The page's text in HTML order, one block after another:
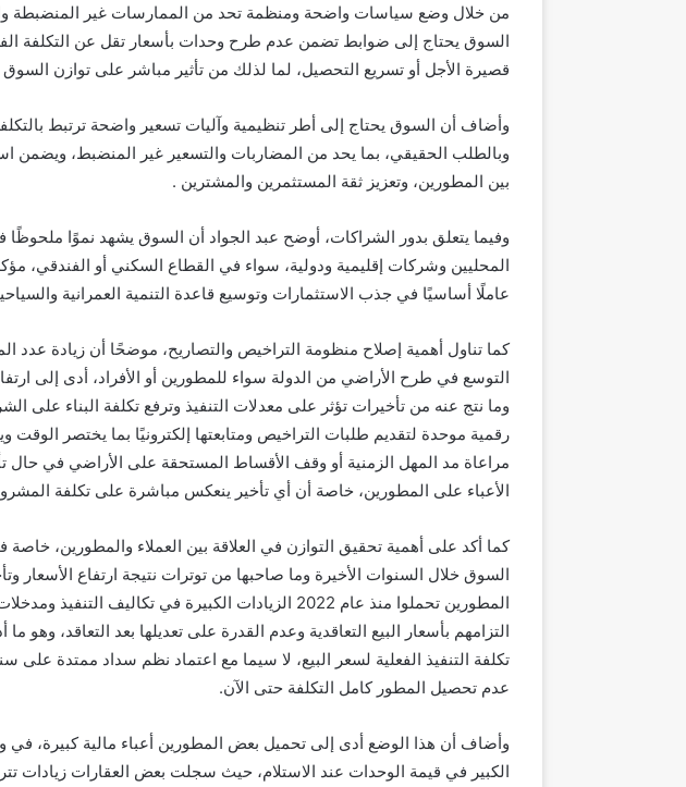
من خلال وضع سياسات واضحة ومنظمة تحد من الممارسات غير المنضبطة
السوق يحتاج إلى ضوابط تضمن عدم طرح وحدات بأسعار تقل عن التكلفة
قصيرة الأجل أو تسريع التحصيل، لما لذلك من تأثير مباشر على توازن السوق
وأضاف أن السوق يحتاج إلى أطر تنظيمية وآليات تسعير واضحة ترتبط بالتكلفة
وبالطلب الحقيقي، بما يحد من المضاربات والتسعير غير المنضبط، ويضمن
بين المطورين، وتعزيز ثقة المستثمرين والمشترين .
وفيما يتعلق بدور الشراكات، أوضح عبد الجواد أن السوق يشهد نموًا
المحليين وشركات إقليمية ودولية، سواء في القطاع السكني أو الفندقي،
عاملًا أساسيًا في جذب الاستثمارات وتوسيع قاعدة التنمية العمرانية
كما تناول أهمية إصلاح منظومة التراخيص والتصاريح، موضحًا أن زيادة
التوسع في طرح الأراضي من الدولة سواء للمطورين أو الأفراد، أدى إلى
وما نتج عنه من تأخيرات تؤثر على معدلات التنفيذ وترفع تكلفة البناء على
رقمية موحدة لتقديم طلبات التراخيص ومتابعتها إلكترونيًا بما يختصر الوقت
مراعاة مد المهل الزمنية أو وقف الأقساط المستحقة على الأراضي في حال
الأعباء على المطورين، خاصة أن أي تأخير ينعكس مباشرة على تكلفة
‏كما أكد على أهمية تحقيق التوازن في العلاقة بين العملاء والمطورين،
السوق خلال السنوات الأخيرة وما صاحبها من توترات نتيجة ارتفاع الأسعار
المطورين تحملوا منذ عام 2022 الزيادات الكبيرة في تكاليف
التزامهم بأسعار البيع التعاقدية وعدم القدرة على تعديلها بعد التعاقد، وهو
تكلفة التنفيذ الفعلية لسعر البيع، لا سيما مع اعتماد نظم سداد ممتدة على
عدم تحصيل المطور كامل التكلفة حتى الآن.
وأضاف أن هذا الوضع أدى إلى تحميل بعض المطورين أعباء مالية كبيرة، في